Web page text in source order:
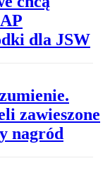
dla JSW
zawieszone
nagród